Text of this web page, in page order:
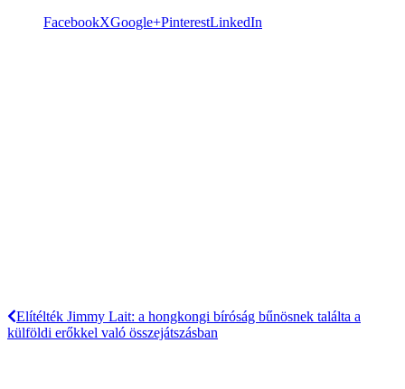
FacebookXGoogle+PinterestLinkedIn
Elítélték Jimmy Lait: a hongkongi bíróság bűnösnek találta a
külföldi erőkkel való összejátszásban